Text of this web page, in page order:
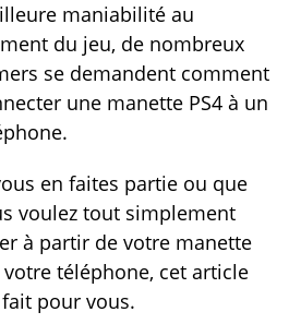
maniabilité au
du jeu, de nombreux
se demandent comment
une manette PS4 à un
en faites partie ou que
voulez tout simplement
à partir de votre manette
votre téléphone, cet article
pour vous.